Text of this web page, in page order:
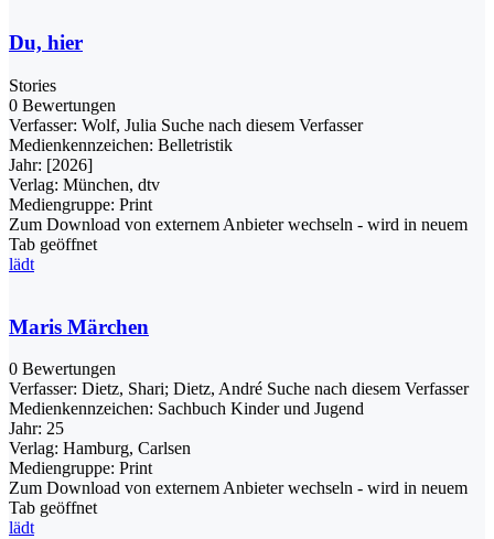
Du, hier
Stories
0 Bewertungen
Verfasser: Wolf, Julia Suche nach diesem Verfasser
Medienkennzeichen: Belletristik
Jahr: [2026]
Verlag: München, dtv
Mediengruppe: Print
Zum Download von externem Anbieter wechseln - wird in neuem
Tab geöffnet
lädt
Maris Märchen
0 Bewertungen
Verfasser: Dietz, Shari; Dietz, André Suche nach diesem Verfasser
Medienkennzeichen: Sachbuch Kinder und Jugend
Jahr: 25
Verlag: Hamburg, Carlsen
Mediengruppe: Print
Zum Download von externem Anbieter wechseln - wird in neuem
Tab geöffnet
lädt